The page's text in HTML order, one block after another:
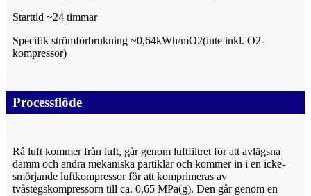
Starttid ~24 timmar
Specifik strömförbrukning ~0,64kWh/mO2(inte inkl. O2-
kompressor)
Processflöde
Rå luft kommer från luft, går genom luftfiltret för att avlägsna
damm och andra mekaniska partiklar och kommer in i en icke-
smörjande luftkompressor för att komprimeras av
tvåstegskompressorn till ca. 0,65 MPa(g). Den går genom en